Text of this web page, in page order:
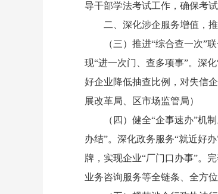
导干部学法考试工作，确保考
二、深化涉企服务增值，推
（三）推进“综合查一次”联
现“进一次门、查多项事”。深
好企业降低抽查比例，对失信
展改革局、区市场监管局）
（四）健全“企事速办”机制
办结”。深化政务服务“就近好
牌，实现企业“厂门口办事”。
业务咨询服务等全链条、全方